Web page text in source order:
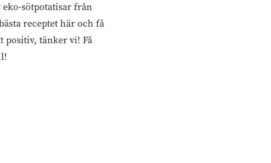
sötpotatisar från
receptet här och få
positiv, tänker vi! Få